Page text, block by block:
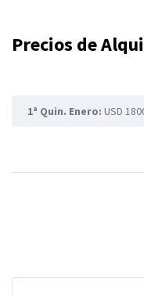
Precios de
1ª Quin. Enero: USD